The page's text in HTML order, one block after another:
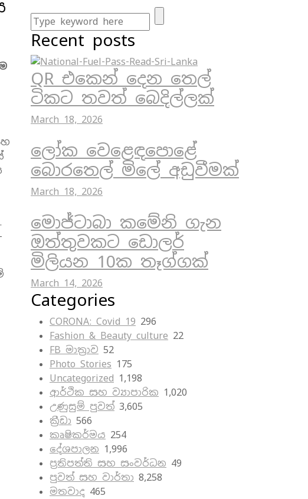
Recent posts
QR එකෙන් දෙන තෙල්
ටිකට තවත් බෙදිල්ලක්
March 18, 2026
ලෝක වෙළෙඳපොළේ
බොරතෙල් මිලේ අඩුවීමක්
March 18, 2026
මොජ්ටාබා කමේනි ගැන
ඔත්තුවකට ඩොලර්
මිලියන 10ක තෑග්ගක්
March 14, 2026
Categories
CORONA: Covid 19 296
Fashion & Beauty culture 22
FB මාත්‍රාව 52
Photo Stories 175
Uncategorized 1,198
ආර්ථික සහ ව්‍යාපාරික 1,020
උණුසුම් පුවත් 3,605
ක්‍රීඩා 566
කෘෂිකර්මය 254
දේශපාලන 1,996
ප්‍රතිපත්ති සහ සංවර්ධන 49
පුවත් සහ වාර්තා 8,258
මතවාද 465